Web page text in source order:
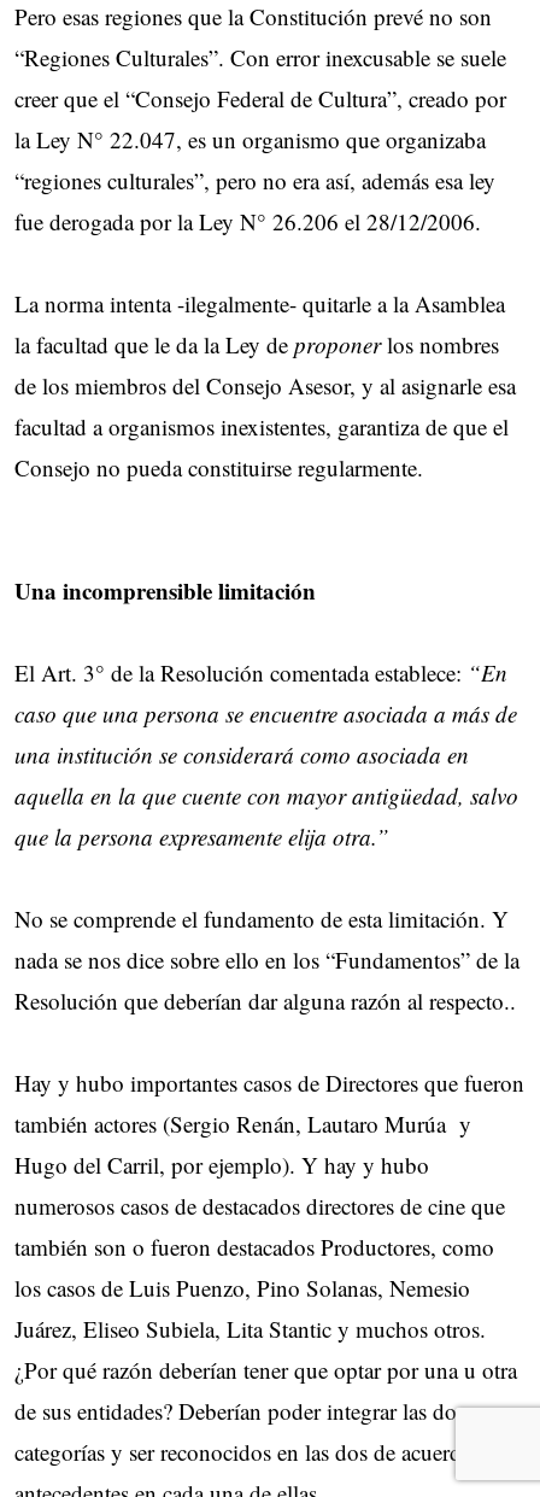
Pero esas regiones que la Constitución prevé no son
“Regiones Culturales”. Con error inexcusable se suele
creer que el “Consejo Federal de Cultura”, creado por
la Ley N° 22.047, es un organismo que organizaba
“regiones culturales”, pero no era así, además esa ley
fue derogada por la Ley N° 26.206 el 28/12/2006.
La norma intenta -ilegalmente- quitarle a la Asamblea
la facultad que le da la Ley de proponerlos nombres
de los miembros del Consejo Asesor, y al asignarle esa
facultad a organismos inexistentes, garantiza de que el
Consejo no pueda constituirse regularmente.
Una incomprensible limitación
El Art. 3° de la Resolución comentada establece: “En
caso que una persona se encuentre asociada a más de
una institución se considerará como asociada en
aquella en la que cuente con mayor antigüedad, salvo
que la persona expresamente elija otra.”
No se comprende el fundamento de esta limitación. Y
nada se nos dice sobre ello en los “Fundamentos” de la
Resolución que deberían dar alguna razón al respecto..
Hay y hubo importantes casos de Directores que fueron
también actores (Sergio Renán, Lautaro Murúa y
Hugo del Carril, por ejemplo). Y hay y hubo
numerosos casos de destacados directores de cine que
también son o fueron destacados Productores, como
los casos de Luis Puenzo, Pino Solanas, Nemesio
Juárez, Eliseo Subiela, Lita Stantic y muchos otros.
¿Por qué razón deberían tener que optar por una u otra
de sus entidades? Deberían poder integrar las dos
categorías y ser reconocidos en las dos de acuerdo a sus